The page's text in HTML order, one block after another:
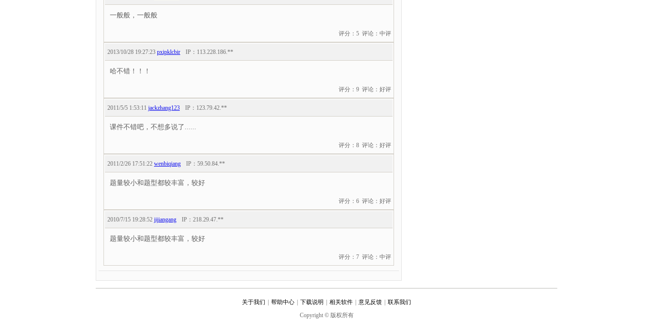
一般般，一般般
评分：5 评论：中评
2013/10/28 19:27:23 pxipklcbir IP： 113.228.186.**
哈不错！！！
评分：9 评论：好评
2011/5/5 1:53:11 jackzhang123 IP： 123.79.42.**
课件不错吧，不想多说了......
评分：8 评论：好评
2011/2/26 17:51:22 wenbiqiang IP： 59.50.84.**
题量较小和题型都较丰富，较好
评分：6 评论：好评
2010/7/15 19:28:52 jijiangang IP： 218.29.47.**
题量较小和题型都较丰富，较好
评分：7 评论：中评
关于我们 帮助中心 下载说明 相关软件 意见反馈
联系我们
Copyright © 版权所有